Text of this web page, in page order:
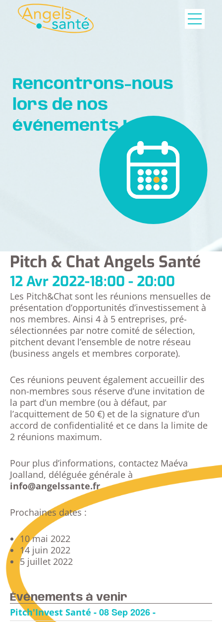
Rencontrons-nous
lors de nos
événements !
Pitch & Chat Angels Santé
12 Avr 2022-18:00 - 20:00
Les Pitch&Chat sont les réunions mensuelles de
présentation d’opportunités d’investissement à
nos membres. Ainsi 4 à 5 entreprises, pré-
sélectionnées par notre comité de sélection,
pitchent devant l’ensemble de notre réseau
(business angels et membres corporate).
Ces réunions peuvent également accueillir des
non-membres sous réserve d’une invitation de
la part d’un membre (ou à défaut, par
l’acquittement de 50 €) et de la signature d’un
accord de confidentialité et ce dans la limite de
2 réunions maximum.
Pour plus d’informations, contactez Maéva
Joalland, déléguée générale à
info@angelssante.fr
Prochaines dates :
10 mai 2022
14 juin 2022
5 juillet 2022
Évènements à venir
Pitch'Invest Santé - 08 Sep 2026 -